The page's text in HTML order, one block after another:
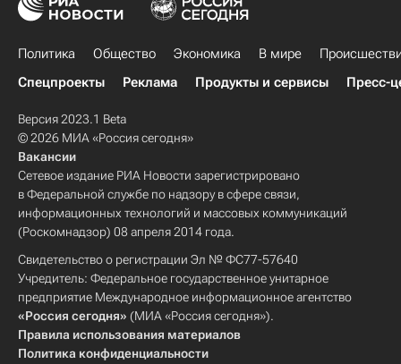
Политика Общество Экономика В мире
Спецпроекты
Реклама Продукты и сервисы Пресс-
Версия 2023.1 Beta
© 2026 МИА «Россия сегодня»
Вакансии
Сетевое издание РИА Новости зарегистрировано
в Федеральной службе по надзору в сфере связи,
информационных технологий и массовых коммуникаций
(Роскомнадзор) 08 апреля 2014 года.
Свидетельство о регистрации Эл № ФС77-57640
Учредитель: Федеральное государственное унитарное
предприятие Международное информационное агентство
«Россия сегодня» (МИА «Россия сегодня»).
Правила использования материалов
Политика конфиденциальности